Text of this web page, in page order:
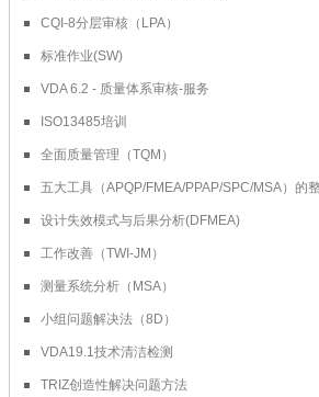
CQI-8分层审核（LPA）
标准作业(SW)
VDA 6.2 - 质量体系审核-服务
ISO13485培训
全面质量管理（TQM）
五大工具（APQP/FMEA/PPAP/SPC/MSA）的
设计失效模式与后果分析(DFMEA)
工作改善（TWI-JM）
测量系统分析（MSA）
小组问题解决法（8D）
VDA19.1技术清洁检测
TRIZ创造性解决问题方法